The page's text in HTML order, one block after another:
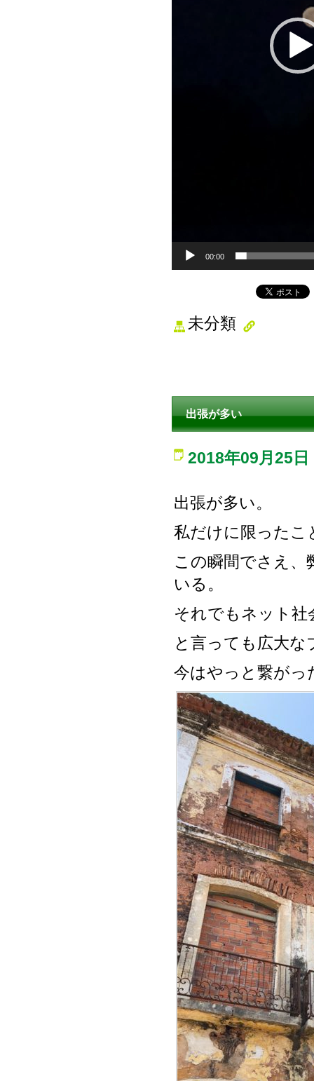
00:00
未分類
出張が多い
2018年09月25日
出張が多い。
私だけに限ったこ
この瞬間でさえ
いる。
それでもネット社
と言っても広大
今はやっと繋がっ